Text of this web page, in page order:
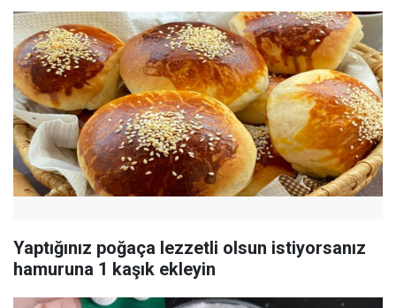
Yaptığınız poğaça lezzetli olsun istiyorsanız
hamuruna 1 kaşık ekleyin